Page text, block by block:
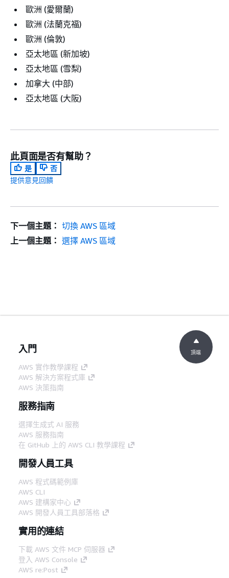
歐洲 (愛爾蘭)
歐洲 (法蘭克福)
歐洲 (倫敦)
亞太地區 (新加坡)
亞太地區 (雪梨)
加拿大 (中部)
亞太地區 (大阪)
此頁面是否有幫助？
是
否
提供意見回饋
下一個主題： 切換 AWS 區域
上一個主題： 選擇 AWS 區域
入門
AWS 實作教學課程
AWS 解決方案程式庫
AWS 決策指南
服務指南
選擇生成式 AI 服務
AWS 服務指南
在 GitHub 上的 AWS CLI 教學課程
開發人員工具
AWS 程式碼範例庫
AWS CLI
AWS 建構家中心
AWS 開發人員工具部落格
實用的連結
下載 AWS 文件 MCP 伺服器
登入 AWS Console
AWS re:Post
頂端